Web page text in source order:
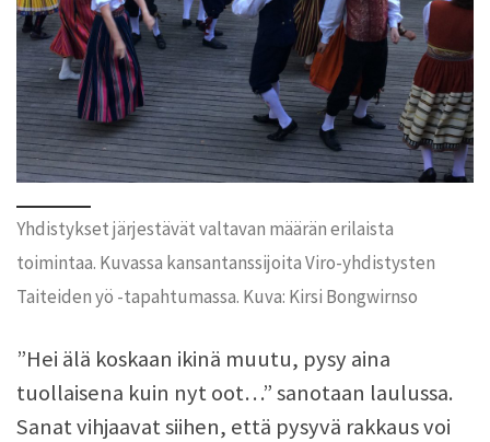
Yhdistykset järjestävät valtavan määrän erilaista
toimintaa. Kuvassa kansantanssijoita Viro-yhdistysten
Taiteiden yö -tapahtumassa. Kuva: Kirsi Bongwirnso
”Hei älä koskaan ikinä muutu, pysy aina
tuollaisena kuin nyt oot…” sanotaan laulussa.
Sanat vihjaavat siihen, että pysyvä rakkaus voi